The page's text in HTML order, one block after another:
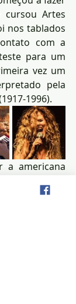
Artes
nos tablados
com a
para um
vez um
pela
1996).
a americana
era uma